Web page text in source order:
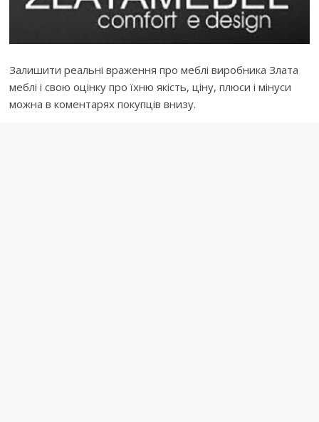
Залишити реальні враження про меблі виробника Злата
меблі і свою оцінку про їхню якість, ціну, плюси і мінуси
можна в коментарях покупців внизу.